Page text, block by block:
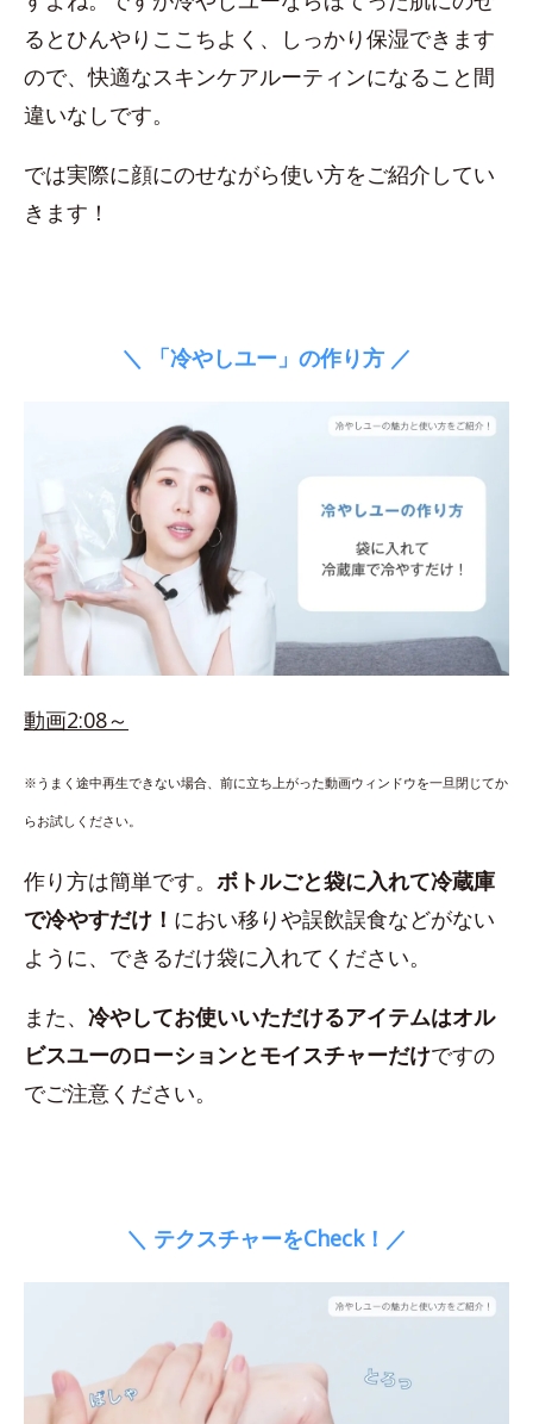
るとひんやりここちよく、しっかり保湿できます
ので、快適なスキンケアルーティンになること間
違いなしです。
では実際に顔にのせながら使い方をご紹介してい
きます！
＼ 「冷やしユー」の作り方 ／
動画2:08～
※うまく途中再生できない場合、前に立ち上がった動画ウィンドウを一旦閉じてか
らお試しください。
作り方は簡単です。 ボトルごと袋に入れて冷蔵庫
で冷やすだけ！ におい移りや誤飲誤食などがない
ように、できるだけ袋に入れてください。
また、 冷やしてお使いいただけるアイテムはオル
ビスユーのローションとモイスチャーだけですの
でご注意ください。
＼ テクスチャーをCheck！／